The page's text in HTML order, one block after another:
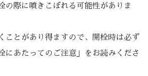
の際に噴きこぼれる可能性がありま
ことがあり得ますので、開栓時は必ず
にあたってのご注意」をお読みくださ